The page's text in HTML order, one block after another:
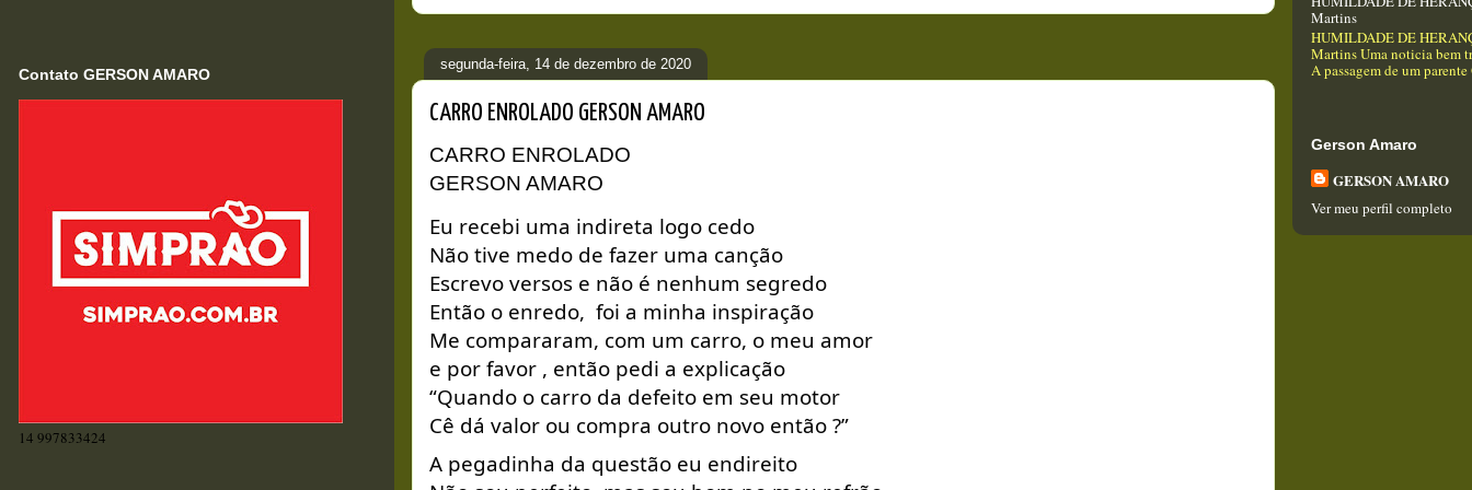
segunda-feira, 14 de dezembro de 2020
CARRO ENROLADO GERSON AMARO
GERSON AMARO
Eu recebi uma indireta logo cedo
Não tive medo de fazer uma canção
Escrevo versos e não é nenhum segredo
Então o enredo,  foi a minha inspiração
Me compararam, com um carro, o meu amor
e por favor , então pedi a explicação
“Quando o carro da defeito em seu motor
Cê dá valor ou compra outro novo então ?”
A pegadinha da questão eu endireito
Contato GERSON AMARO
14 997833424
Martins
HUMILDADE DE
Martins Uma noticia bem
A passagem de um
Gerson Amaro
GERSON AMARO
Ver meu perfil completo